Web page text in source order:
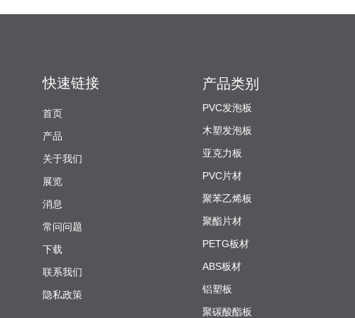
快速链接
首页
产品
关于我们
展览
消息
常问问题
下载
联系我们
隐私政策
产品类别
PVC发泡板
木塑发泡板
亚克力板
PVC片材
聚苯乙烯板
聚酯片材
PETG板材
ABS板材
铝塑板
聚碳酸酯板